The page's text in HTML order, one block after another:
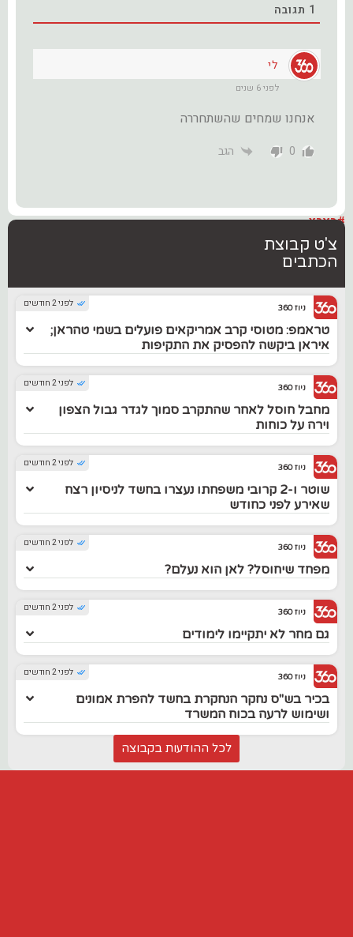
1 תגובה
לי
לפני 6 שנים
אנחנו שמחים שהשתחררה
0 הגב
#בארץ
צ'ט קבוצת
הכתבים
לפני 2 חודשים ניוז 360
טראמפ: מטוסי קרב אמריקאים פועלים בשמי טהראן;
איראן ביקשה להפסיק את התקיפות
לפני 2 חודשים ניוז 360
מחבל חוסל לאחר שהתקרב סמוך לגדר גבול הצפון
וירה על כוחות
לפני 2 חודשים ניוז 360
שוטר ו-2 קרובי משפחתו נעצרו בחשד לניסיון רצח
שאירע לפני כחודש
לפני 2 חודשים ניוז 360
מפחד שיחוסל? לאן הוא נעלם?
לפני 2 חודשים ניוז 360
גם מחר לא יתקיימו לימודים
לפני 2 חודשים ניוז 360
בכיר בש"ס נחקר הנחקרת בחשד להפרת אמונים
ושימוש לרעה בכוח המשרד
לכל ההודעות בקבוצה